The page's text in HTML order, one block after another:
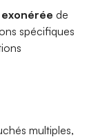
de
spécifiques
multiples,